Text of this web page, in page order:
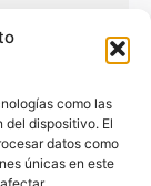
como las
dispositivo. El
datos como
únicas en este